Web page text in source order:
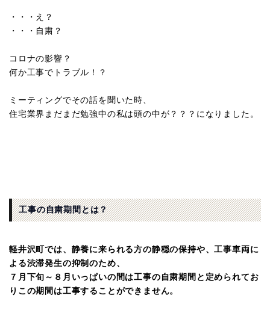
・・・え？
・・・自粛？
コロナの影響？
何か工事でトラブル！？
ミーティングでその話を聞いた時、
住宅業界まだまだ勉強中の私は頭の中が？？？になりました。
工事の自粛期間とは？
軽井沢町では、静養に来られる方の静穏の保持や、工事車両に
よる渋滞発生の抑制のため、
７月下旬～８月いっぱいの間は工事の自粛期間と定められてお
りこの期間は工事することができません。